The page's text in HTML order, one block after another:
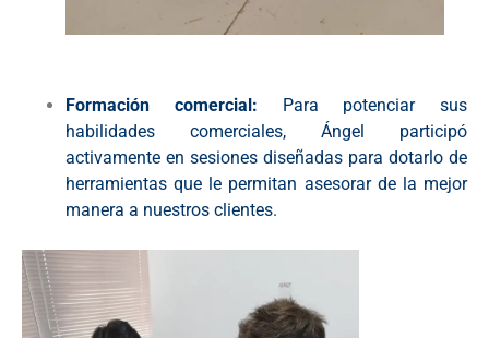
Formación comercial: Para potenciar sus
habilidades comerciales, Ángel participó
activamente en sesiones diseñadas para dotarlo de
herramientas que le permitan asesorar de la mejor
manera a nuestros clientes.